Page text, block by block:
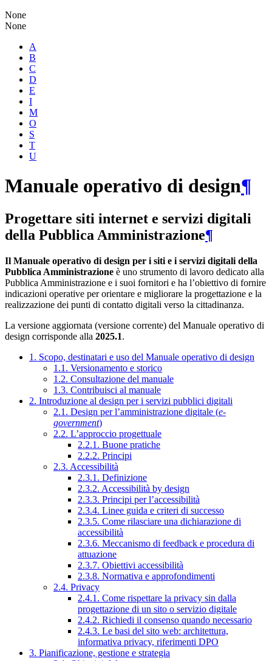
None
None
A
B
C
D
E
I
M
O
S
T
U
Manuale operativo di design¶
Progettare siti internet e servizi digitali
della Pubblica Amministrazione¶
Il Manuale operativo di design per i siti e i servizi digitali della
Pubblica Amministrazione è uno strumento di lavoro dedicato alla
Pubblica Amministrazione e i suoi fornitori e ha l’obiettivo di fornire
indicazioni operative per orientare e migliorare la progettazione e la
realizzazione dei punti di contatto digitali verso la cittadinanza.
La versione aggiornata (versione corrente) del Manuale operativo di
design corrisponde alla 2025.1.
1. Scopo, destinatari e uso del Manuale operativo di design
1.1. Versionamento e storico
1.2. Consultazione del manuale
1.3. Contribuisci al manuale
2. Introduzione al design per i servizi pubblici digitali
2.1. Design per l’amministrazione digitale (e-
government)
2.2. L’approccio progettuale
2.2.1. Buone pratiche
2.2.2. Principi
2.3. Accessibilità
2.3.1. Definizione
2.3.2. Accessibilità by design
2.3.3. Principi per l’accessibilità
2.3.4. Linee guida e criteri di successo
2.3.5. Come rilasciare una dichiarazione di
accessibilità
2.3.6. Meccanismo di feedback e procedura di
attuazione
2.3.7. Obiettivi accessibilità
2.3.8. Normativa e approfondimenti
2.4. Privacy
2.4.1. Come rispettare la privacy sin dalla
progettazione di un sito o servizio digitale
2.4.2. Richiedi il consenso quando necessario
2.4.3. Le basi del sito web: architettura,
informativa privacy, riferimenti DPO
3. Pianificazione, gestione e strategia